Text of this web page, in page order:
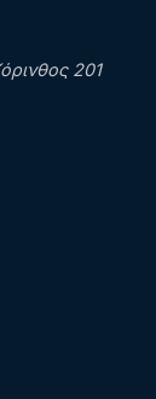
201